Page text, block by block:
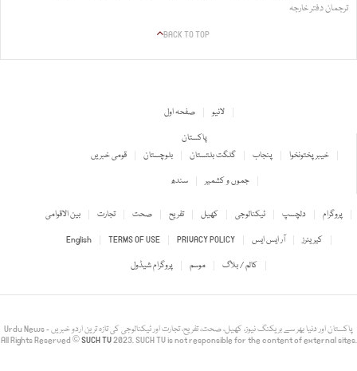
ترجمان دفتر خارجہ
BACK TO TOP
صفحہ اول
لائیو
پاکستان
قومی خبریں
بلوچستان گلگت بلتستان پنجاب
خیبر پختونخوا
سندھ
جموں و کشمیر
بین الاقوامی تجارت صحت تفریح کھیل ٹیکنالوجی دلچسپ
پروگرام
English
TERMS OF USE PRIVACY POLICY آر ایس ایس
کیریئرز
پروگرام شیڈول
موسم کالم / بلاگ
Urdu News - پاکستان اور دنیا بھر سے بریکنگ نیوز، کھیل، صحت، تفریح، تجارت اور ٹیکنالوجی کی تازہ ترین اردو خبریں
All Rights Reserved ©SUCH TV2023. SUCH TV is not responsible for the content of external sites.